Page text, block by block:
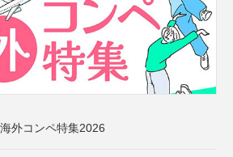
外コンペ特集2026